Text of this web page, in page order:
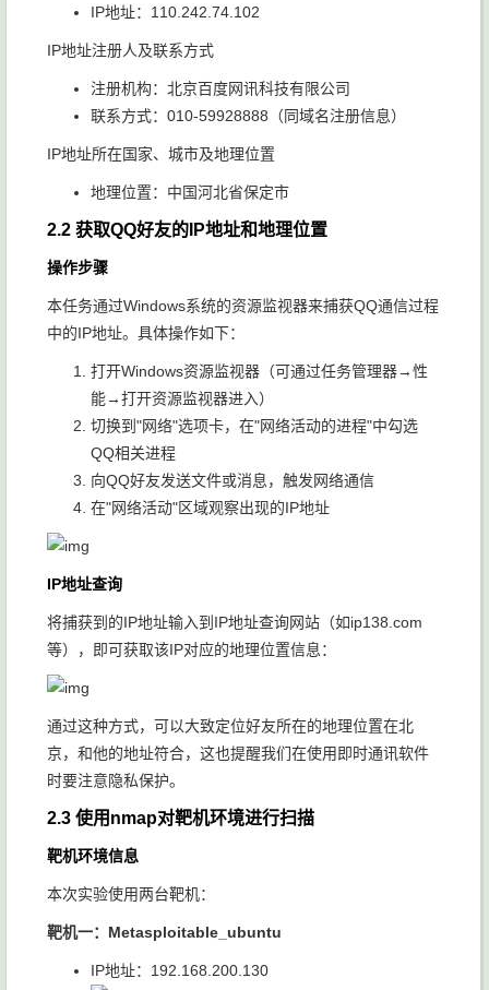
IP地址：110.242.74.102
IP地址注册人及联系方式
注册机构：北京百度网讯科技有限公司
联系方式：010-59928888（同域名注册信息）
IP地址所在国家、城市及地理位置
地理位置：中国河北省保定市
2.2 获取QQ好友的IP地址和地理位置
操作步骤
本任务通过Windows系统的资源监视器来捕获QQ通信过程
中的IP地址。具体操作如下：
打开Windows资源监视器（可通过任务管理器→性
能→打开资源监视器进入）
切换到"网络"选项卡，在"网络活动的进程"中勾选
QQ相关进程
向QQ好友发送文件或消息，触发网络通信
在"网络活动"区域观察出现的IP地址
IP地址查询
将捕获到的IP地址输入到IP地址查询网站（如ip138.com
等），即可获取该IP对应的地理位置信息：
通过这种方式，可以大致定位好友所在的地理位置在北
京，和他的地址符合，这也提醒我们在使用即时通讯软件
时要注意隐私保护。
2.3 使用nmap对靶机环境进行扫描
靶机环境信息
本次实验使用两台靶机：
靶机一：Metasploitable_ubuntu
IP地址：192.168.200.130